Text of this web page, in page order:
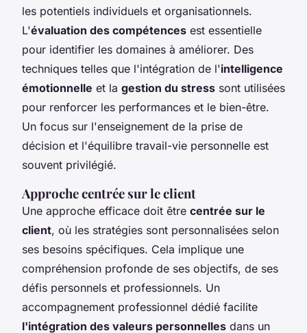
les potentiels individuels et organisationnels.
L'évaluation des compétences est essentielle
pour identifier les domaines à améliorer. Des
techniques telles que l'intégration de l'intelligence
émotionnelle et la gestion du stress sont utilisées
pour renforcer les performances et le bien-être.
Un focus sur l'enseignement de la prise de
décision et l'équilibre travail-vie personnelle est
souvent privilégié.
Approche centrée sur le client
Une approche efficace doit être centrée sur le
client, où les stratégies sont personnalisées selon
ses besoins spécifiques. Cela implique une
compréhension profonde de ses objectifs, de ses
défis personnels et professionnels. Un
accompagnement professionnel dédié facilite
l'intégration des valeurs personnelles dans un